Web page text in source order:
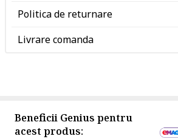
Politica de returnare
Livrare comanda
Beneficii Genius pentru
acest produs: